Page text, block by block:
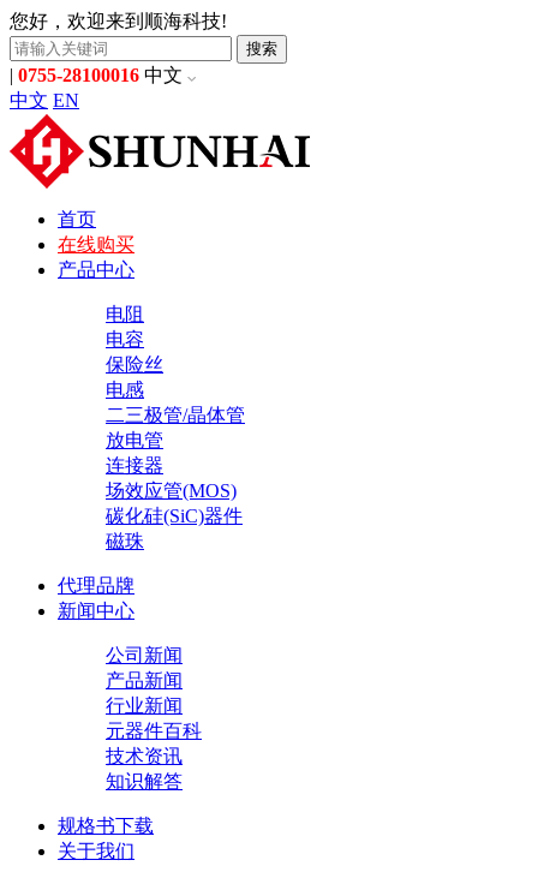
您好，欢迎来到顺海科技!
搜索
| 0755-28100016 中文
中文 EN
首页
在线购买
产品中心
电阻
电容
保险丝
电感
二三极管/晶体管
放电管
连接器
场效应管(MOS)
碳化硅(SiC)器件
磁珠
代理品牌
新闻中心
公司新闻
产品新闻
行业新闻
元器件百科
技术资讯
知识解答
规格书下载
关于我们